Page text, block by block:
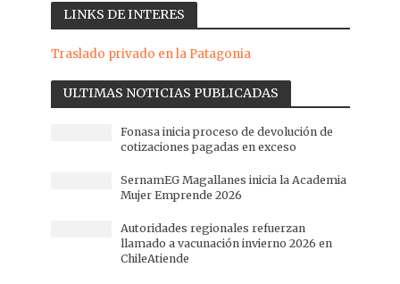
LINKS DE INTERES
Traslado privado en la Patagonia
ULTIMAS NOTICIAS PUBLICADAS
Fonasa inicia proceso de devolución de
cotizaciones pagadas en exceso
SernamEG Magallanes inicia la Academia
Mujer Emprende 2026
Autoridades regionales refuerzan
llamado a vacunación invierno 2026 en
ChileAtiende